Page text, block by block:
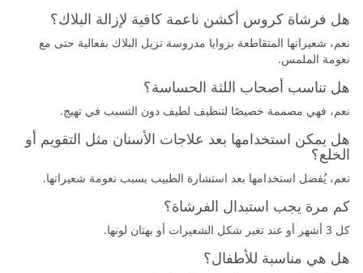
هل فرشاة كروس أكشن ناعمة كافية لإزالة البلاك؟
نعم، شعيراتها المتقاطعة بزوايا مدروسة تزيل البلاك بفعالية حتى مع
نعومة الملمس.
هل تناسب أصحاب اللثة الحساسة؟
نعم، فهي مصممة خصيصًا لتنظيف لطيف دون التسبب في تهيج.
هل يمكن استخدامها بعد علاجات الأسنان مثل التقويم أو
الخلع؟
نعم، يُفضل استخدامها بعد استشارة الطبيب بسبب نعومة شعيراتها.
كم مرة يجب استبدال الفرشاة؟
كل 3 أشهر أو عند تغير شكل الشعيرات أو بهتان لونها.
هل هي مناسبة للأطفال؟